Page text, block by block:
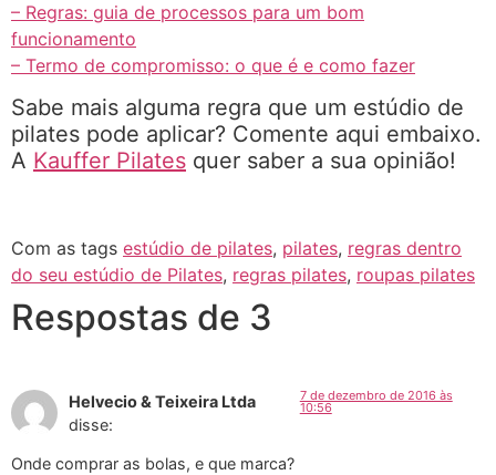
– Regras: guia de processos para um bom
funcionamento
– Termo de compromisso: o que é e como fazer
Sabe mais alguma regra que um estúdio de
pilates pode aplicar? Comente aqui embaixo.
A Kauffer Pilates quer saber a sua opinião!
Com as tags estúdio de pilates, pilates, regras dentro
do seu estúdio de Pilates, regras pilates, roupas pilates
Respostas de 3
Helvecio & Teixeira Ltda
disse:
7 de dezembro de 2016 às
10:56
Onde comprar as bolas, e que marca?